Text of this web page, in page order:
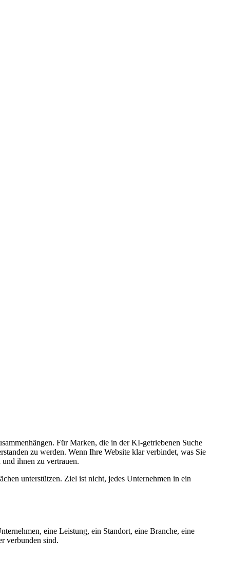
Für Marken, die in der KI‑getriebenen Suche
zu werden. Wenn Ihre Website klar verbindet, was Sie
ihnen zu vertrauen.
unterstützen. Ziel ist nicht, jedes Unternehmen in ein
eine Leistung, ein Standort, eine Branche, eine
verbunden sind.